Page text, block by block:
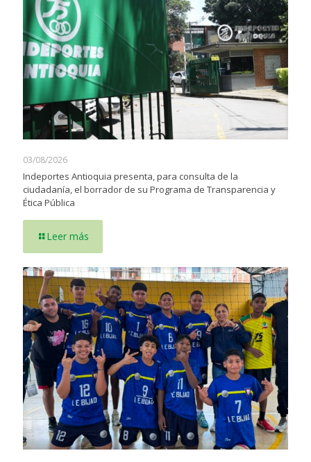
03/08/2026
Indeportes Antioquia presenta, para consulta de la
ciudadanía, el borrador de su Programa de Transparencia y
Ética Pública
Leer más